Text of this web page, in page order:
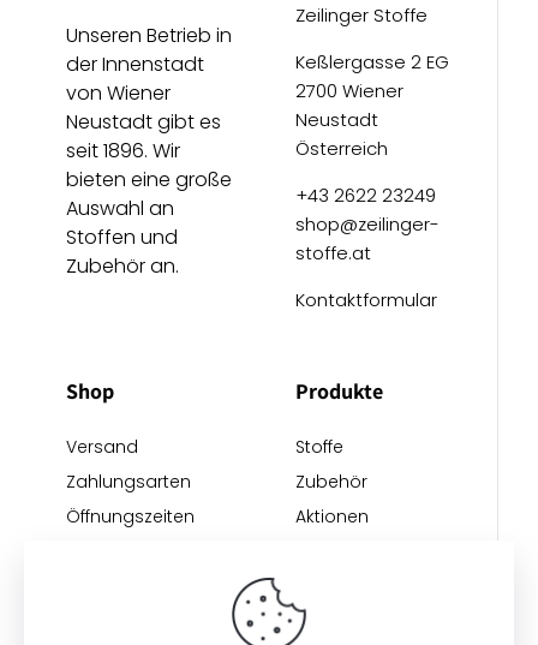
Unseren Betrieb in
der Innenstadt
von Wiener
Neustadt gibt es
seit 1896. Wir
bieten eine große
Auswahl an
Stoffen und
Zubehör an.
Zeilinger Stoffe
Keßlergasse 2 EG
2700 Wiener
Neustadt
Österreich
+43 2622 23249
shop@zeilinger-
stoffe.at
Kontaktformular
Shop
Versand
Zahlungsarten
Öffnungszeiten
Produkte
Stoffe
Zubehör
Aktionen